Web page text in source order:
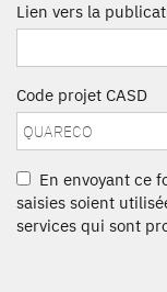
Lien vers la
Code projet CASD
En envoyant ce
saisies soient
services qui sont